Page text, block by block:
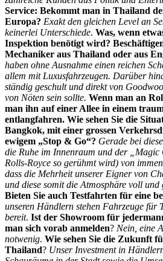
Service: Bekommt man in Thailand
Europa? Exakt den gleichen Level an
keinerlei Unterschiede. Was, wenn
Inspektion benötigt wird?
Mechaniker aus Thailand oder aus
haben ohne Ausnahme einen reichen
allem mit Luxusfahrzeugen. Darüber
ständig geschult und direkt von
von Nöten sein sollte. Wenn man an
man ihn auf einer Allee in einem
entlangfahren. Wie sehen Sie die
Bangkok, mit einer grossen
ewigem „Stop & Go“? Gerade bei
die Ruhe im Innenraum und der „Magic
Rolls-Royce so gerühmt wird) von
dass die Mehrheit unserer Eigner von
und diese somit die Atmosphäre voll und
Bieten Sie auch Testfahrten für eine
unseren Händlern stehen Fahrzeuge für
bereit. Ist der Showroom für
man sich vorab anmelden? Nein, eine
notwenig. Wie sehen Sie die Zukunft
Thailand? Unser Investment in